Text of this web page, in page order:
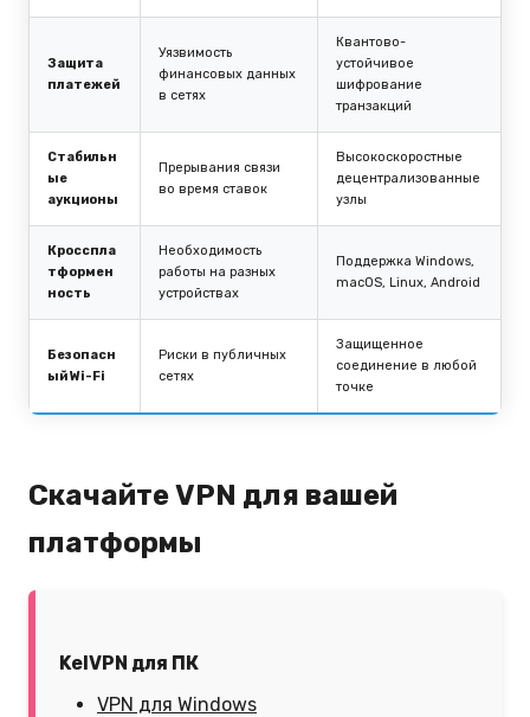
Защита
платежей
Уязвимость
финансовых данных
в сетях
Квантово-
устойчивое
шифрование
транзакций
Стабильн
ые
аукционы
Прерывания связи
во время ставок
Высокоскоростные
децентрализованные
узлы
Кросспла
тформен
ность
Необходимость
работы на разных
устройствах
Поддержка Windows,
macOS, Linux, Android
Безопасн
ый Wi-Fi
Риски в публичных
сетях
Защищенное
соединение в любой
точке
Скачайте VPN для вашей
платформы
KelVPN для ПК
VPN для Windows